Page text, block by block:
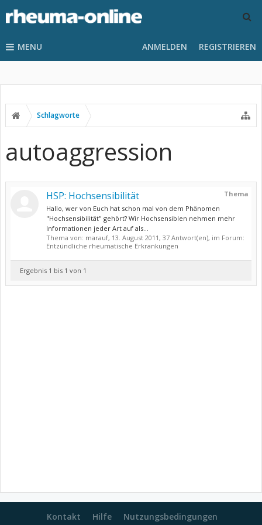
MENU ANMELDEN REGISTRIEREN
Schlagworte
autoaggression
Thema
HSP: Hochsensibilität
Hallo, wer von Euch hat schon mal von dem Phänomen
"Hochsensibilität" gehört? Wir Hochsensiblen nehmen mehr
Informationen jeder Art auf als...
Thema von: marauf, 13. August 2011, 37 Antwort(en), im Forum:
Entzündliche rheumatische Erkrankungen
Ergebnis 1 bis 1 von 1
Kontakt Hilfe Nutzungsbedingungen